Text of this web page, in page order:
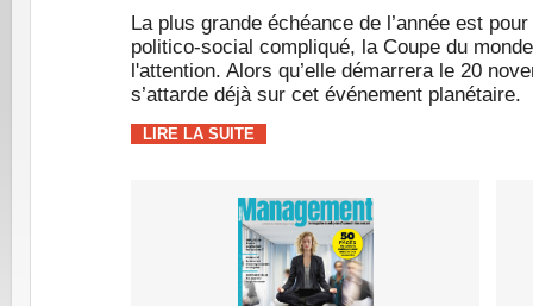
La plus grande échéance de l’année est
politico-social compliqué, la Coupe du
l'attention. Alors qu’elle démarrera le 20
s’attarde déjà sur cet événement planétaire.
LIRE LA SUITE